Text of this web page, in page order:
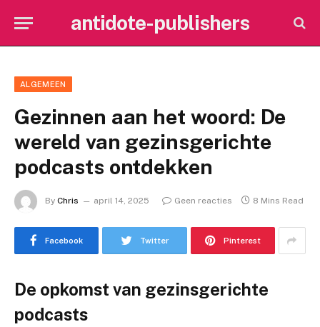
antidote-publishers
ALGEMEEN
Gezinnen aan het woord: De
wereld van gezinsgerichte
podcasts ontdekken
By Chris april 14, 2025 Geen reacties 8 Mins Read
Facebook Twitter Pinterest
De opkomst van gezinsgerichte
podcasts